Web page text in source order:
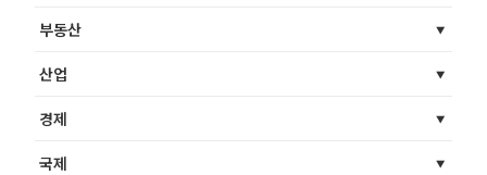
부동산
산업
경제
국제